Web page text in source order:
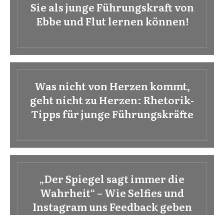
Sie als junge Führungskraft von
Ebbe und Flut lernen können!
Was nicht von Herzen kommt,
geht nicht zu Herzen: Rhetorik-
Tipps für junge Führungskräfte
„Der Spiegel sagt immer die
Wahrheit“ – Wie Selfies und
Instagram uns Feedback geben